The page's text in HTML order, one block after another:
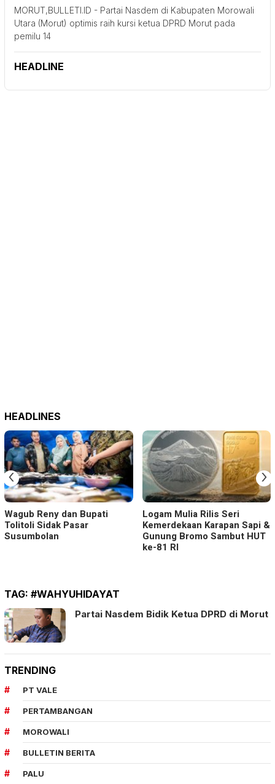
MORUT,BULLETI.ID - Partai Nasdem di Kabupaten Morowali
Utara (Morut) optimis raih kursi ketua DPRD Morut pada
pemilu 14
HEADLINE
HEADLINES
Wagub Reny dan Bupati
Tolitoli Sidak Pasar
Susumbolan
Logam Mulia Rilis Seri
Kemerdekaan Karapan Sapi &
Gunung Bromo Sambut HUT
ke-81 RI
‹ ›
TAG: #WAHYUHIDAYAT
Partai Nasdem Bidik Ketua DPRD di Morut
TRENDING
PT VALE
PERTAMBANGAN
MOROWALI
BULLETIN BERITA
PALU